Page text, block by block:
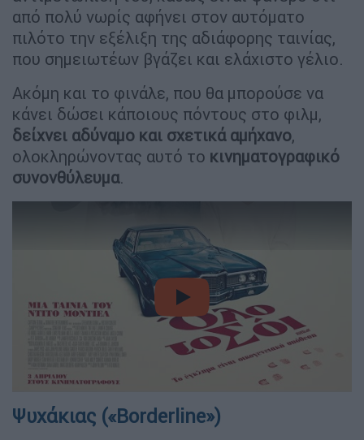
από πολύ νωρίς αφήνει στον αυτόματο
πιλότο την εξέλιξη της αδιάφορης ταινίας,
που σημειωτέων βγάζει και ελάχιστο γέλιο.
Ακόμη και το φινάλε, που θα μπορούσε να
κάνει δώσει κάποιους πόντους στο φιλμ,
δείχνει αδύναμο και σχετικά αμήχανο,
ολοκληρώνοντας αυτό το κινηματογραφικό
συνονθύλευμα.
video
Ψυχάκιας («Borderline»)